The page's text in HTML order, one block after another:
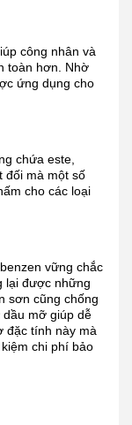
công nhân và
toàn hơn. Nhờ
ứng dụng cho
chứa este,
đối mà một số
cho các loại
vững chắc
lại được những
sơn cũng chống
mỡ giúp dễ
đặc tính này mà
chi phí bảo